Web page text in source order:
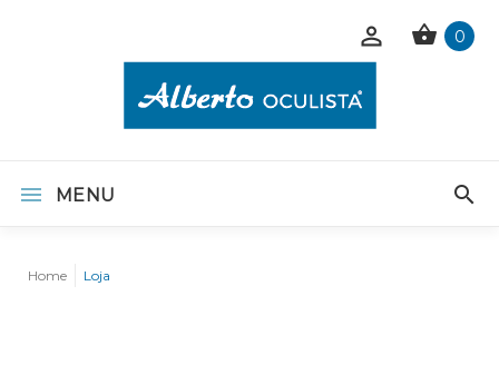
0
MENU
Home Loja